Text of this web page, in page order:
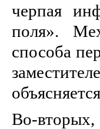
черпая
поля».
способа
Во-вторых,